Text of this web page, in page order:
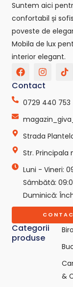
Suntem aici
confortabil și
poveste de
Mobila de lux
interior elegant.
F
a
c
b
o
I
n
s
a
r
m
T
i
o
-
v
r
e
p
o
-
c
o
m
Categorii
produse
&
Contact
0729 440 753
Strada
Str. Principala
Luni - Vineri:
Sâmbătă:
Duminică: